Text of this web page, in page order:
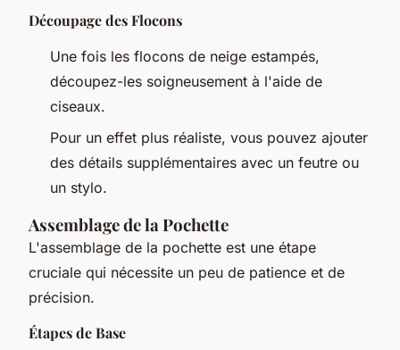
Découpage des Flocons
Une fois les flocons de neige estampés,
découpez-les soigneusement à l'aide de
ciseaux.
Pour un effet plus réaliste, vous pouvez ajouter
des détails supplémentaires avec un feutre ou
un stylo.
Assemblage de la Pochette
L'assemblage de la pochette est une étape
cruciale qui nécessite un peu de patience et de
précision.
Étapes de Base